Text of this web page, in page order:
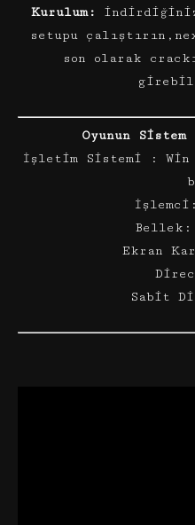
Kurulum: indirdiğiniz
setupu
son olarak
Oyunun
İşletim Sistemi : Win
Bellek:
Ekran
Sabit